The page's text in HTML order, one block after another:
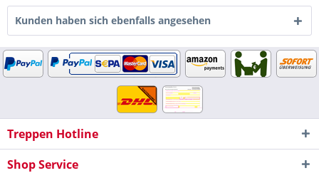
Kunden haben sich ebenfalls angesehen
Treppen Hotline
Shop Service